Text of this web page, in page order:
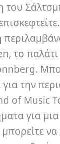
του
το
την
of Music
για
να